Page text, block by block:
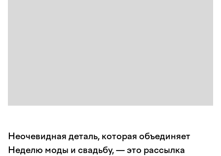
Неочевидная деталь, которая объединяет
Неделю моды и свадьбу, — это рассылка